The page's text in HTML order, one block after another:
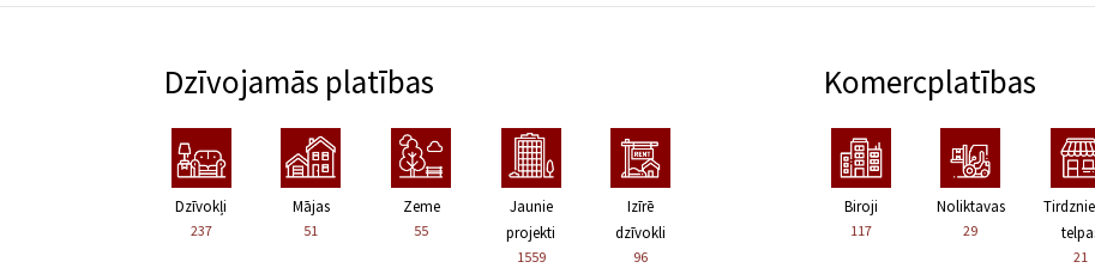
Dzīvojamās platības
Dzīvokļi
237
Mājas
51
Zeme
55
Jaunie
projekti
1559
Izīrē
dzīvokli
96
Komercplatības
Biroji
117
Noliktavas
29
21